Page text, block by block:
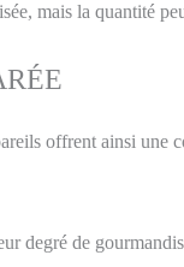
mais la quantité
offrent ainsi une
degré de